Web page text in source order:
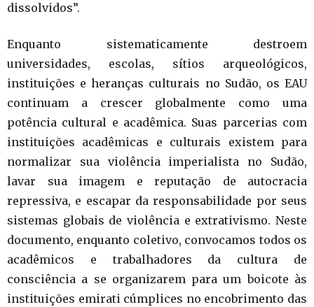
dissolvidos”.
Enquanto sistematicamente destroem
universidades, escolas, sítios arqueológicos,
instituições e heranças culturais no Sudão, os EAU
continuam a crescer globalmente como uma
potência cultural e acadêmica. Suas parcerias com
instituições acadêmicas e culturais existem para
normalizar sua violência imperialista no Sudão,
lavar sua imagem e reputação de autocracia
repressiva, e escapar da responsabilidade por seus
sistemas globais de violência e extrativismo. Neste
documento, enquanto coletivo, convocamos todos os
acadêmicos e trabalhadores da cultura de
consciência a se organizarem para um boicote às
instituições emirati cúmplices no encobrimento das